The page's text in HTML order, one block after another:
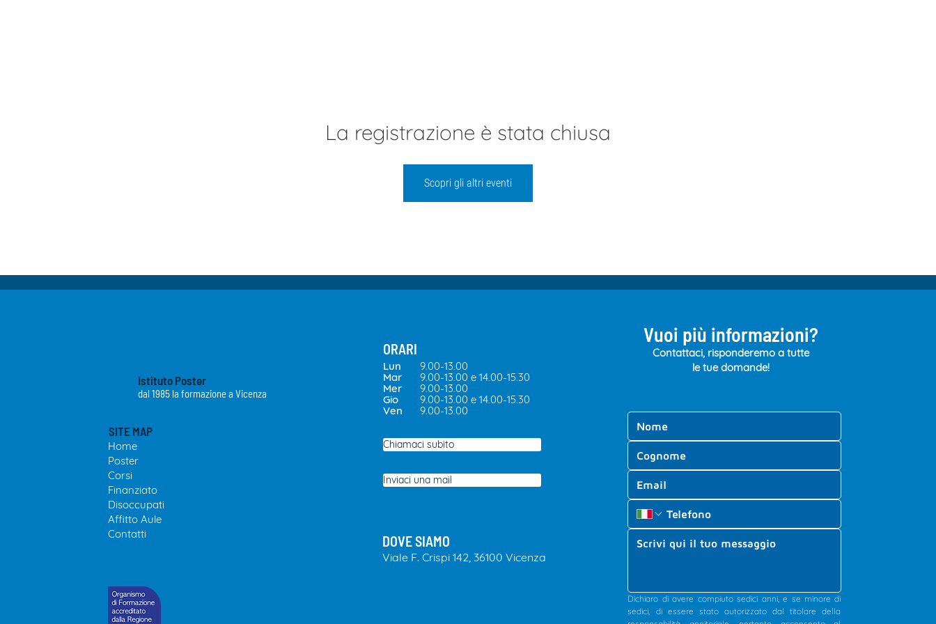
La registrazione è stata chiusa
Scopri gli altri eventi
Istituto Poster
dal 1985 la formazione a Vicenza
SITE MAP
Home
Poster
Corsi
Finanziato
Disoccupati
Affitto Aule
Contatti
ORARI
Lun
Mar
Mer
Gio
Ven
9.00-13.00
9.00-13.00 e 14.00-15.30
9.00-13.00
9.00-13.00 e 14.00-15.30
9.00-13.00
Chiamaci subito
Inviaci una mail
DOVE SIAMO
​Viale F. Crispi 142, 36100 Vicenza
Vuoi più informazioni?
Contattaci, risponderemo a tutte
le tue domande!
Dichiaro di avere compiuto sedici anni, e se minore di
sedici, di essere stato autorizzato dal titolare della